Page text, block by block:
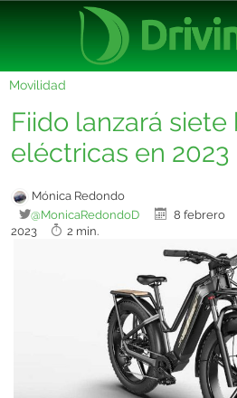
Movilidad
Fiido lanzará
eléctricas en 2023
Mónica Redondo
@MonicaRedondoD
8 febrero
2023
2 min.